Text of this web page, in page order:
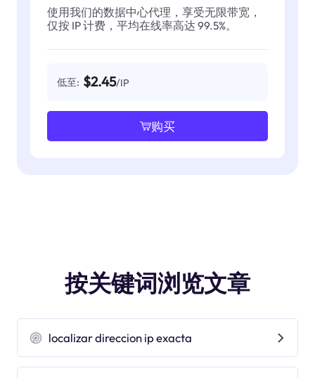
使用我们的数据中心代理，享受无限带宽，
仅按 IP 计费，平均在线率高达 99.5%。
低至: $2.45/IP
购买
按关键词浏览文章
localizar direccion ip exacta